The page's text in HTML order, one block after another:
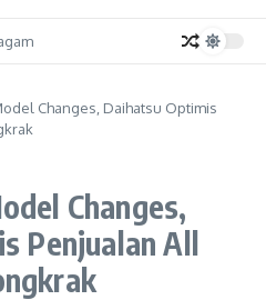
Changes, Daihatsu Optimis
Changes,
Penjualan All